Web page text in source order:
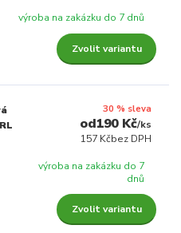
výroba na zakázku do 7 dnů
Zvolit variantu
30 % sleva
190 Kč/ks
157 Kčbez DPH
výroba na zakázku do 7
dnů
Zvolit variantu